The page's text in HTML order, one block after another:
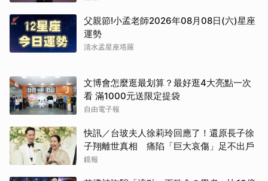
父親節!小孟老師2026年08月08日(六)星座
運勢
清水孟星座塔羅
文博會怎麼逛最划算？最好逛4大亮點一次
看 滿1000元送限定提袋
自由電子報
快訊／台玻夫人徐莉玲回應了！還原長子徐
子翔離世真相 痛陷「巨大哀傷」足不出戶
鏡報